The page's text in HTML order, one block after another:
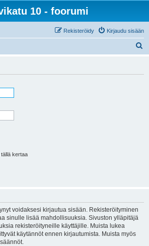
10 - foorumi
Kirjaudu sisään
Rekisteröidy
kertaa
voidaksesi kirjautua sisään. Rekisteröityminen
sinulle lisää mahdollisuuksia. Sivuston ylläpitäjä
rekisteröityneille käyttäjille. Muista lukea
käytännöt ennen kirjautumista. Muista myös